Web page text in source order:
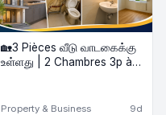
🏡3 Pièces வீடு வாடகைக்கு
உள்ளது | 2 Chambres 3p à
Property & Business 9d